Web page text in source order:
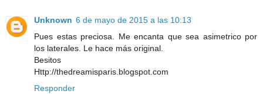
Unknown 6 de mayo de 2015 a las 10:13
Pues estas preciosa. Me encanta que sea asimetrico por
los laterales. Le hace más original.
Besitos
Http://thedreamisparis.blogspot.com
Responder